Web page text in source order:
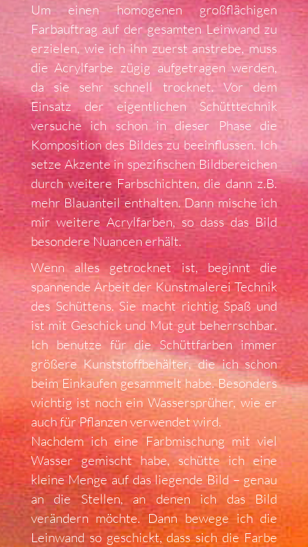
Um einen homogenen großflächigen
Farbauftrag auf der gesamten Leinwand zu
erzielen, wie ich ihn zuerst anstrebe, muss
die Acrylfarbe zügig aufgetragen werden,
da sie sehr schnell trocknet. Vor dem
Einsatz der eigentlichen Schütttechnik
versuche ich schon in dieser Phase die
Komposition des Bildes zu beeinflussen. Ich
setze Akzente in spezifischen Bildbereichen
durch weitere Farbschichten, die dann z.B.
mehr Blauanteil enthalten. Dann mische ich
mir weitere Acrylfarben, so dass das Bild
besondere Nuancen erhält.
Wenn alles getrocknet ist, beginnt die
spannende Arbeit der Kunstmalerei Technik
des Schüttens. Sie macht richtig Spaß und
ist mit Geschick und Mut gut beherrschbar.
Ich benutze für die Schüttfarben immer
größere Kunststoffbehälter, die ich schon
beim Einkaufen gesammelt habe. Besonders
wichtig ist noch ein Wassersprüher, wie er
auch für Pflanzen verwendet wird.
Nachdem ich eine Farbmischung mit viel
Wasser gemischt habe, schütte ich eine
kleine Menge auf das liegende Bild – genau
an die Stellen, an denen ich das Bild
verändern möchte. Dann bewege ich die
Leinwand so geschickt, dass sich die Farbe